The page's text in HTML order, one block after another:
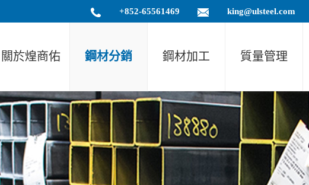
+852-65561469 king@ulsteel.com
關於煌商佑 鋼材分銷 鋼材加工 質量管理